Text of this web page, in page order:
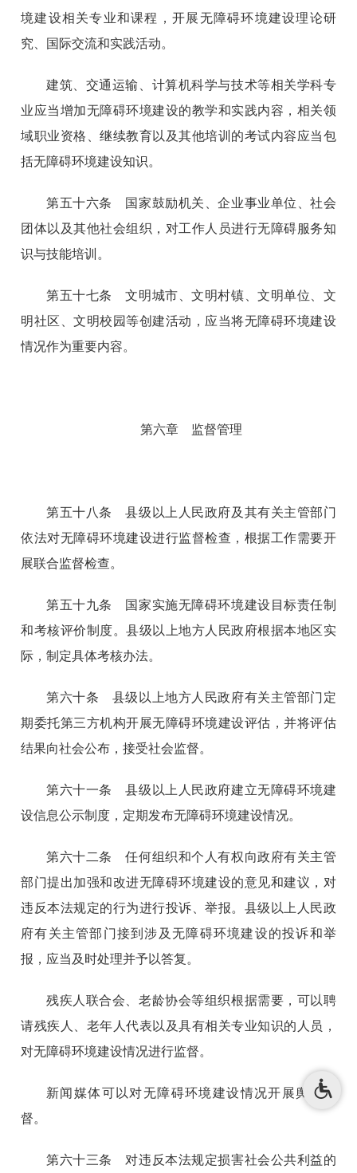
境建设相关专业和课程，开展无障碍环境建设理论研
究、国际交流和实践活动。
建筑、交通运输、计算机科学与技术等相关学科专
业应当增加无障碍环境建设的教学和实践内容，相关领
域职业资格、继续教育以及其他培训的考试内容应当包
括无障碍环境建设知识。
第五十六条 国家鼓励机关、企业事业单位、社会
团体以及其他社会组织，对工作人员进行无障碍服务知
识与技能培训。
第五十七条 文明城市、文明村镇、文明单位、文
明社区、文明校园等创建活动，应当将无障碍环境建设
情况作为重要内容。
第六章 监督管理
第五十八条 县级以上人民政府及其有关主管部门
依法对无障碍环境建设进行监督检查，根据工作需要开
展联合监督检查。
第五十九条 国家实施无障碍环境建设目标责任制
和考核评价制度。县级以上地方人民政府根据本地区实
际，制定具体考核办法。
第六十条 县级以上地方人民政府有关主管部门定
期委托第三方机构开展无障碍环境建设评估，并将评估
结果向社会公布，接受社会监督。
第六十一条 县级以上人民政府建立无障碍环境建
设信息公示制度，定期发布无障碍环境建设情况。
第六十二条 任何组织和个人有权向政府有关主管
部门提出加强和改进无障碍环境建设的意见和建议，对
违反本法规定的行为进行投诉、举报。县级以上人民政
府有关主管部门接到涉及无障碍环境建设的投诉和举
报，应当及时处理并予以答复。
残疾人联合会、老龄协会等组织根据需要，可以聘
请残疾人、老年人代表以及具有相关专业知识的人员，
对无障碍环境建设情况进行监督。
新闻媒体可以对无障碍环境建设情况开展舆论监
督。
第六十三条 对违反本法规定损害社会公共利益的